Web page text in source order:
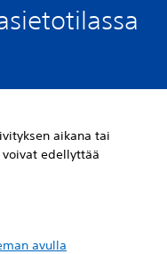
aikana tai
edellyttää
avulla